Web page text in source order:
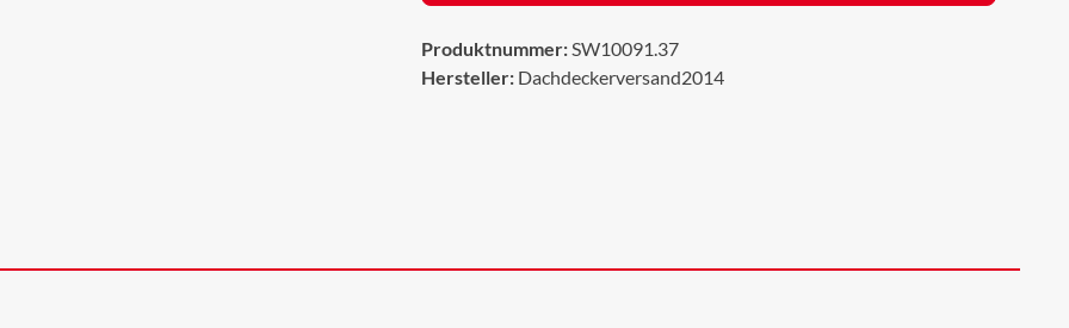
Produktnummer:SW10091.37
Hersteller: Dachdeckerversand2014